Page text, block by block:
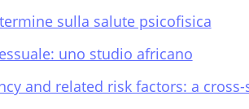
sulla salute psicofisica
uno studio africano
and related risk factors: a